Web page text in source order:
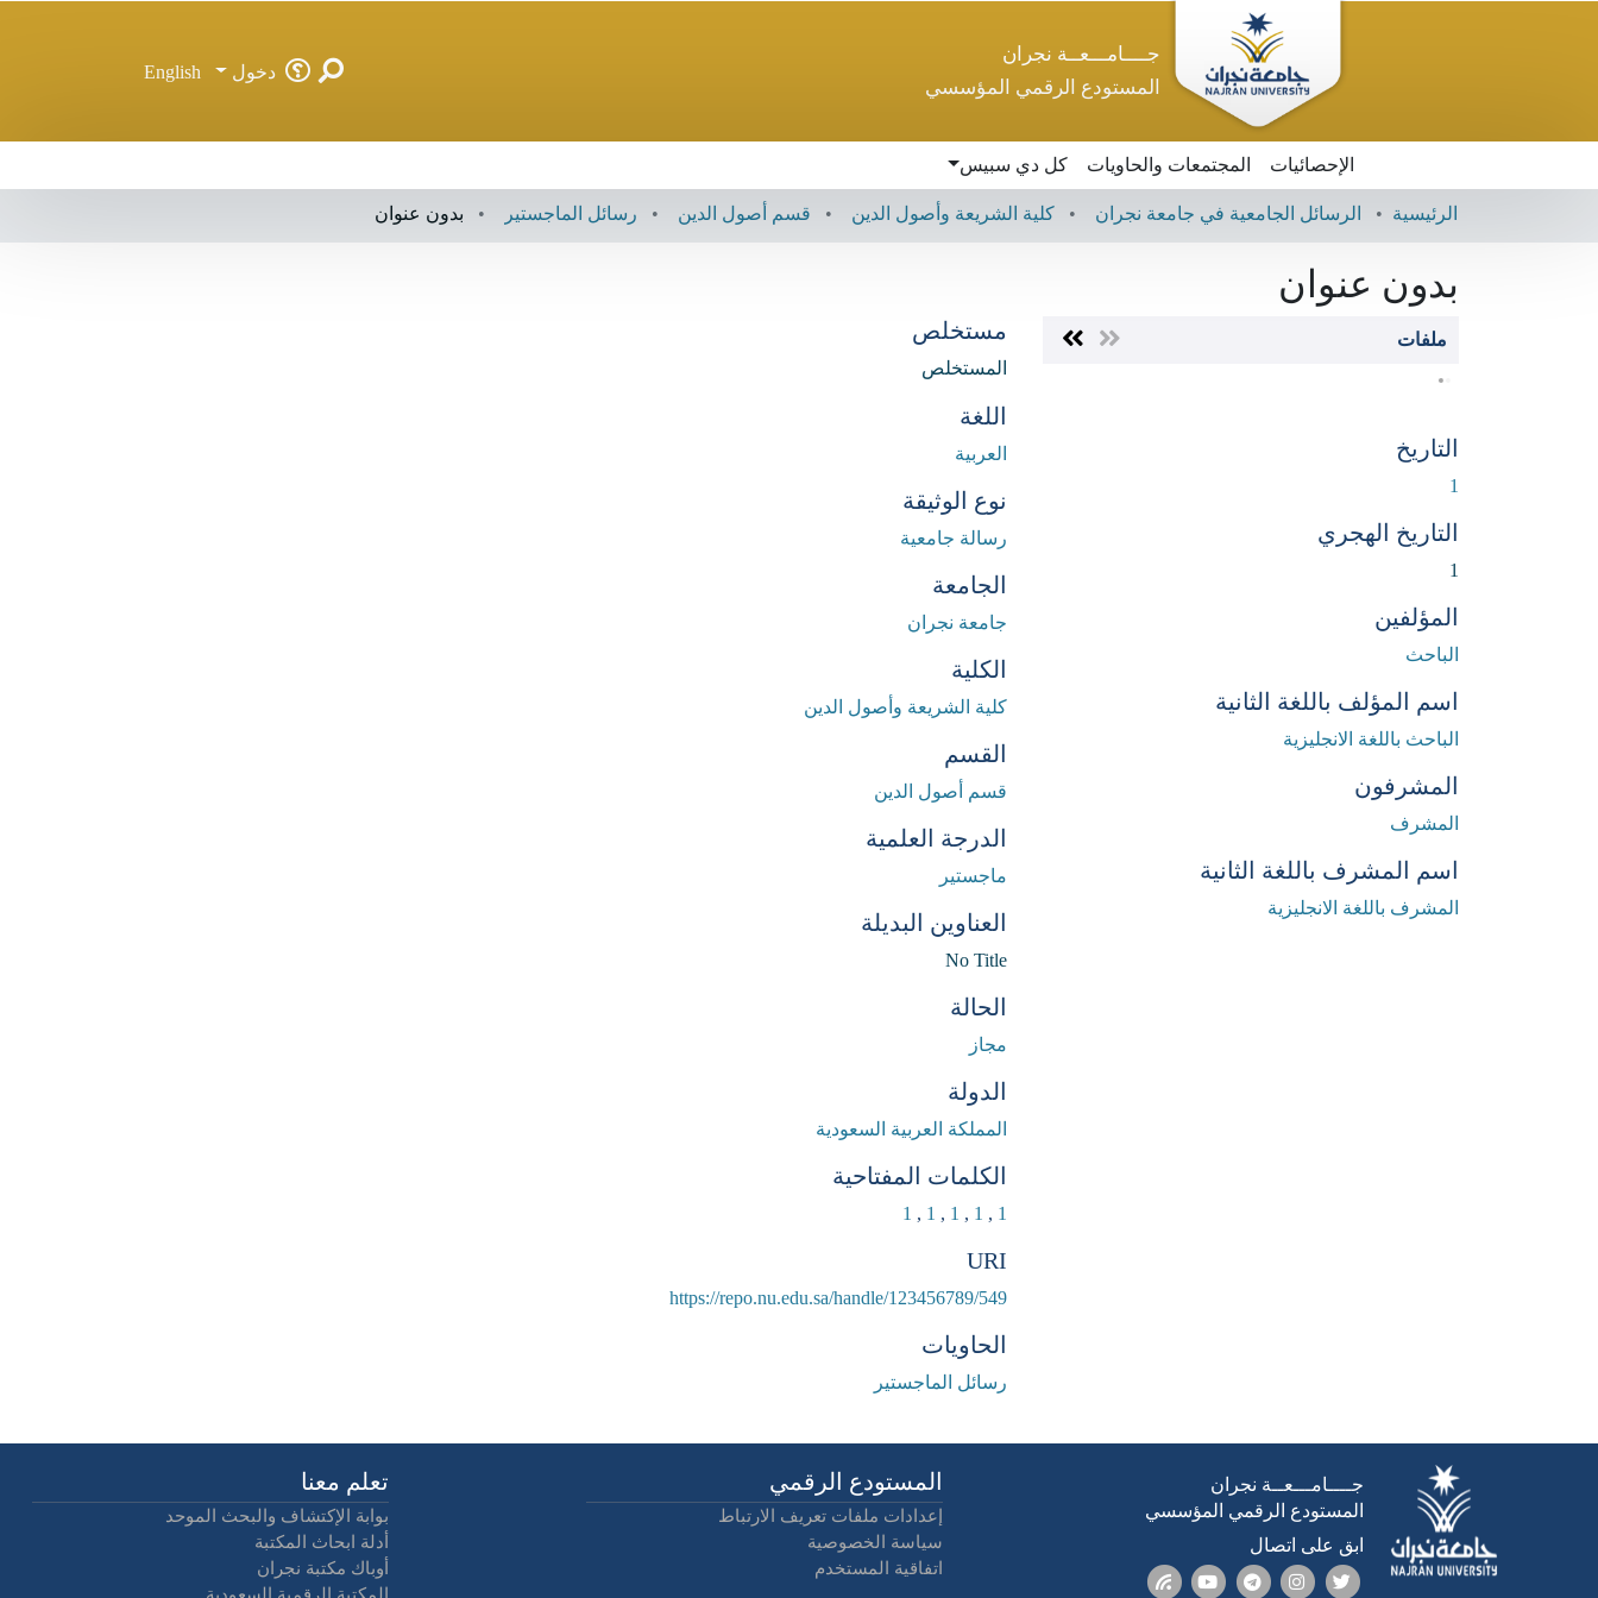
جــــامـــعــة نجران
المستودع الرقمي المؤسسي
دخول English
الإحصائيات المجتمعات والحاويات كل دي سبيس
الرئيسية الرسائل الجامعية في جامعة نجران كلية الشريعة وأصول الدين قسم أصول الدين رسائل الماجستير بدون عنوان
بدون عنوان
ملفات
التاريخ
1
التاريخ الهجري
1
المؤلفين
الباحث
اسم المؤلف باللغة الثانية
الباحث باللغة الانجليزية
المشرفون
المشرف
اسم المشرف باللغة الثانية
المشرف باللغة الانجليزية
مستخلص
المستخلص
اللغة
العربية
نوع الوثيقة
رسالة جامعية
الجامعة
جامعة نجران
الكلية
كلية الشريعة وأصول الدين
القسم
قسم أصول الدين
الدرجة العلمية
ماجستير
العناوين البديلة
No Title
الحالة
مجاز
الدولة
المملكة العربية السعودية
الكلمات المفتاحية
1
,
,
,
,
URI
https://repo.nu.edu.sa/handle/123456789/549
الحاويات
رسائل الماجستير
جــــامـــعــة نجران
المستودع الرقمي المؤسسي
ابق على اتصال
المستودع الرقمي
إعدادات ملفات تعريف الارتباط
سياسة الخصوصية
اتفاقية المستخدم
تعلم معنا
بوابة الإكتشاف والبحث الموحد
أدلة ابحاث المكتبة
أوباك مكتبة نجران